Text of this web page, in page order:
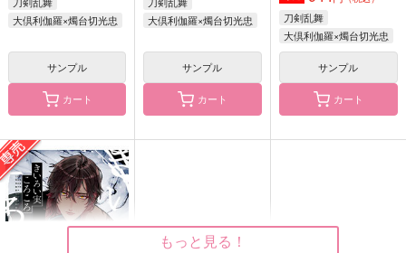
けんげん！
nem
629円 （税込）
大倶利伽羅×燭台切光忠
大倶利伽羅×燭台切光忠
大倶利伽羅×燭台切光忠
サンプル
カート
大倶利伽羅×燭台切光忠
サンプル
カート
刀剣乱舞
大倶利伽羅×燭台切光忠
サンプル
カート
もっと見る！